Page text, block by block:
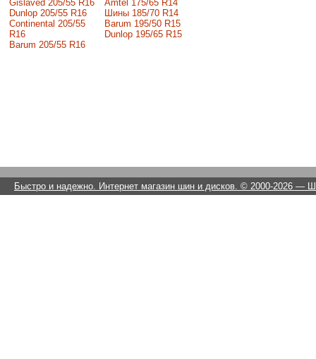
Gislaved 205/55 R16
Dunlop 205/55 R16
Continental 205/55
R16
Barum 205/55 R16
Amtel 175/65 R14
Шины 185/70 R14
Barum 195/50 R15
Dunlop 195/65 R15
Быстро и надежно. Интернет магазин шин и дисков. © 2000-2026 —